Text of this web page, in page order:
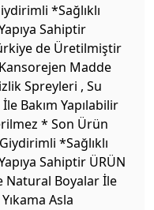
*Sağlıklı
Sahiptir
de Üretilmiştir
Madde
Spreyleri , Su
Bakım Yapılabilir
* Son Ürün
*Sağlıklı
Sahiptir ÜRÜN
Natural Boyalar İle
Asla